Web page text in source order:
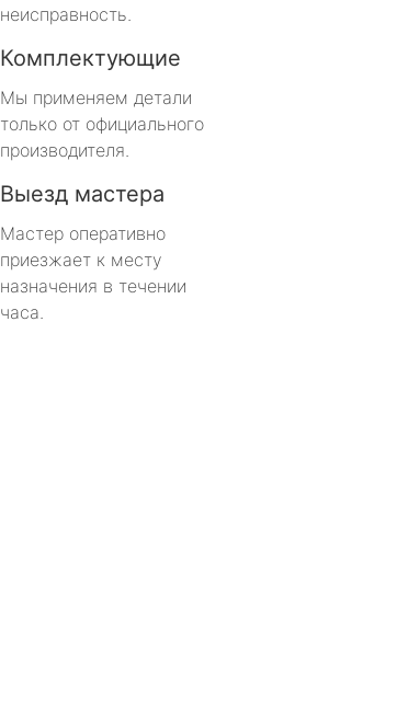
неисправность.
Комплектующие
Мы применяем детали
только от официального
производителя.
Выезд мастера
Мастер оперативно
приезжает к месту
назначения в течении
часа.